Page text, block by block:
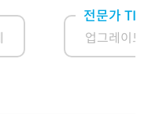
전문가 TIP
업그레이